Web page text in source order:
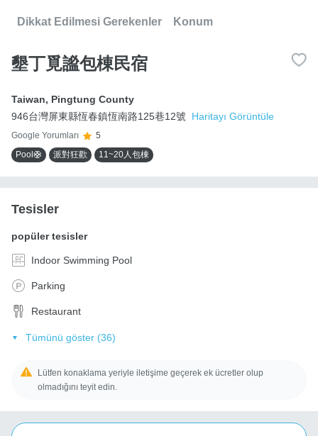
Dikkat Edilmesi Gerekenler Konum
墾丁覓謐包棟民宿
Taiwan, Pingtung County
946台灣屏東縣恆春鎮恆南路125巷12號
Haritayı Görüntüle
Google Yorumları
5
Pool🛟
派對狂歡 11~20人包棟
Tesisler
popüler tesisler
Indoor Swimming Pool
Parking
Restaurant
Tümünü göster (36)
Lütfen konaklama yeriyle iletişime geçerek ek ücretler olup
olmadığını teyit edin.